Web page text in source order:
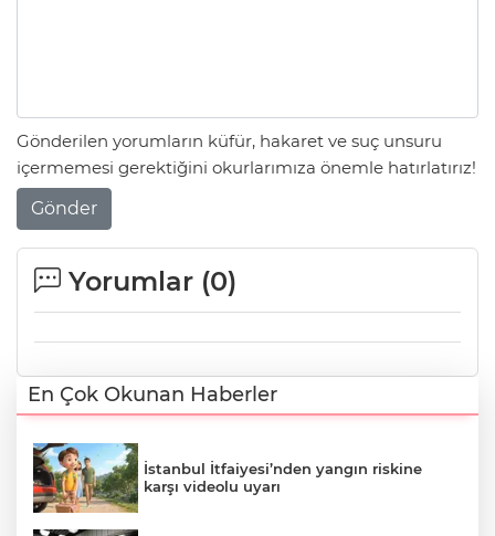
Gönderilen yorumların küfür, hakaret ve suç unsuru
içermemesi gerektiğini okurlarımıza önemle hatırlatırız!
Gönder
Yorumlar (0)
En Çok Okunan Haberler
İstanbul İtfaiyesi’nden yangın riskine
karşı videolu uyarı